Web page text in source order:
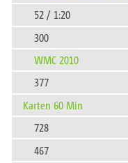
52 / 1:20
300
WMC 2010
377
Karten 60 Min
728
467